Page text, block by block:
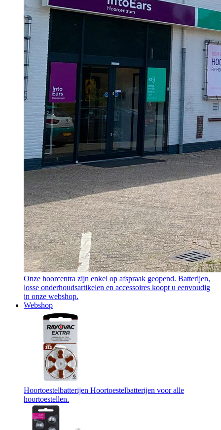
Onze hoorcentra zijn enkel op afspraak geopend. Batterijen,
losse onderhoudsartikelen en accessoires koopt u eenvoudig
in onze webshop.
Webshop
Hoortoestelbatterijen Hoortoestelbatterijen voor alle
hoortoestellen.